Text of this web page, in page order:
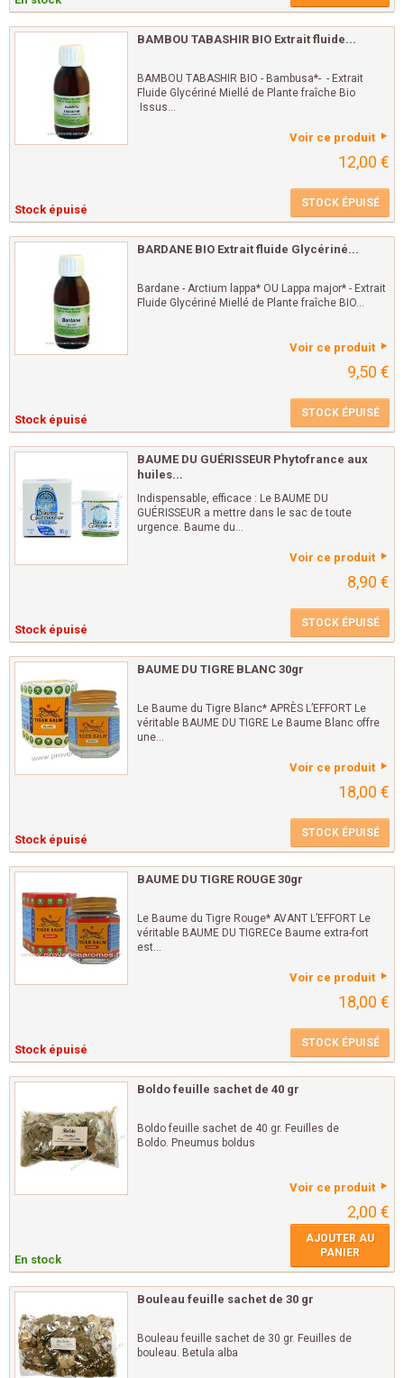
BAMBOU TABASHIR BIO Extrait fluide...
BAMBOU TABASHIR BIO - Bambusa*- - Extrait
Fluide Glycériné Miellé de Plante fraîche Bio
Issus...
Voir ce produit
12,00 €
Stock épuisé STOCK ÉPUISÉ
BARDANE BIO Extrait fluide Glycériné...
Bardane - Arctium lappa* OU Lappa major* - Extrait
Fluide Glycériné Miellé de Plante fraîche BIO...
Voir ce produit
9,50 €
Stock épuisé STOCK ÉPUISÉ
BAUME DU GUÉRISSEUR Phytofrance aux
huiles...
Indispensable, efficace : Le BAUME DU
GUÉRISSEUR a mettre dans le sac de toute
urgence. Baume du...
Voir ce produit
8,90 €
Stock épuisé STOCK ÉPUISÉ
BAUME DU TIGRE BLANC 30gr
Le Baume du Tigre Blanc* APRÈS L’EFFORT Le
véritable BAUME DU TIGRE Le Baume Blanc offre
une...
Voir ce produit
18,00 €
Stock épuisé STOCK ÉPUISÉ
BAUME DU TIGRE ROUGE 30gr
Le Baume du Tigre Rouge* AVANT L’EFFORT Le
véritable BAUME DU TIGRECe Baume extra-fort
est...
Voir ce produit
18,00 €
Stock épuisé STOCK ÉPUISÉ
Boldo feuille sachet de 40 gr
Boldo feuille sachet de 40 gr. Feuilles de
Boldo. Pneumus boldus
Voir ce produit
2,00 €
En stock
AJOUTER AU
PANIER
Bouleau feuille sachet de 30 gr
Bouleau feuille sachet de 30 gr. Feuilles de
bouleau. Betula alba